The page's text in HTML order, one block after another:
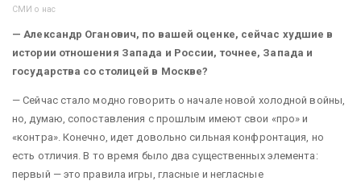
СМИ о нас
— Александр Оганович, по вашей оценке, сейчас худшие в
истории отношения Запада и России, точнее, Запада и
государства со столицей в Москве?
— Сейчас стало модно говорить о начале новой холодной войны,
но, думаю, сопоставления с прошлым имеют свои «про» и
«контра». Конечно, идет довольно сильная конфронтация, но
есть отличия. В то время было два существенных элемента:
первый — это правила игры, гласные и негласные